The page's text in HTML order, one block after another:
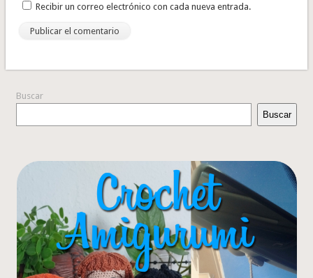
Recibir un correo electrónico con cada nueva entrada.
Buscar
Buscar